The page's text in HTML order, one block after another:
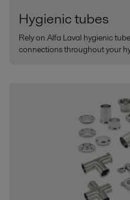
Hygienic tubes
Rely on Alfa Laval hygienic
connections throughout your